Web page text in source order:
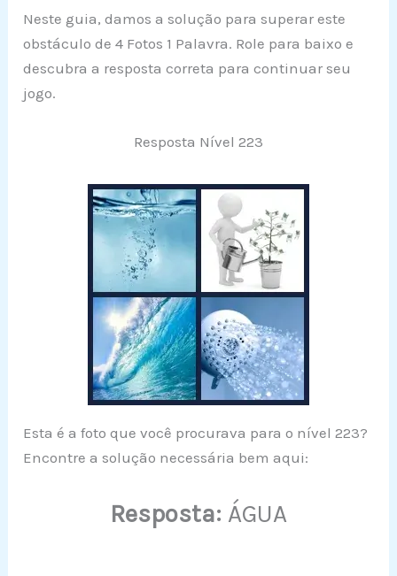
Neste guia, damos a solução para superar este
obstáculo de 4 Fotos 1 Palavra. Role para baixo e
descubra a resposta correta para continuar seu
jogo.
Resposta Nível 223
Esta é a foto que você procurava para o nível 223?
Encontre a solução necessária bem aqui:
Resposta: ÁGUA